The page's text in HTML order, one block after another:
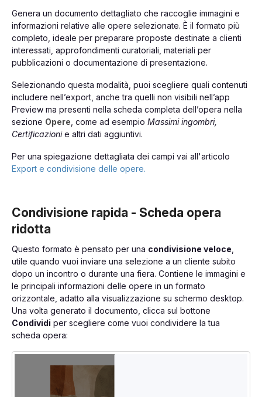
Genera un documento dettagliato che raccoglie immagini e
informazioni relative alle opere selezionate. È il formato più
completo, ideale per preparare proposte destinate a clienti
interessati, approfondimenti curatoriali, materiali per
pubblicazioni o documentazione di presentazione.
Selezionando questa modalità, puoi scegliere quali contenuti
includere nell’export, anche tra quelli non visibili nell’app
Preview ma presenti nella scheda completa dell’opera nella
sezione Opere , come ad esempio Massimi ingombri,
Certificazionie altri dati aggiuntivi.
Per una spiegazione dettagliata dei campi vai all'articolo
Export e condivisione delle opere.
Condivisione rapida - Scheda opera
ridotta
Questo formato è pensato per una condivisione veloce,
utile quando vuoi inviare una selezione a un cliente subito
dopo un incontro o durante una fiera. Contiene le immagini e
le principali informazioni delle opere in un formato
orizzontale, adatto alla visualizzazione su schermo desktop.
Una volta generato il documento, clicca sul bottone
Condividi per scegliere come vuoi condividere la tua
scheda opera: